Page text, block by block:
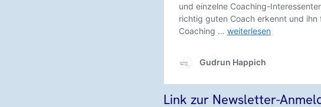
Link zur Newsletter-